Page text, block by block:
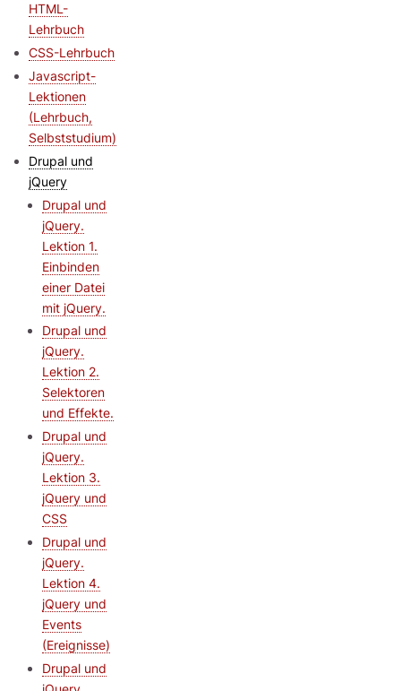
HTML-
Lehrbuch
CSS-Lehrbuch
Javascript-
Lektionen
(Lehrbuch,
Selbststudium)
Drupal und
jQuery
Drupal und
jQuery.
Lektion 1.
Einbinden
einer Datei
mit jQuery.
Drupal und
jQuery.
Lektion 2.
Selektoren
und Effekte.
Drupal und
jQuery.
Lektion 3.
jQuery und
CSS
Drupal und
jQuery.
Lektion 4.
jQuery und
Events
(Ereignisse)
Drupal und